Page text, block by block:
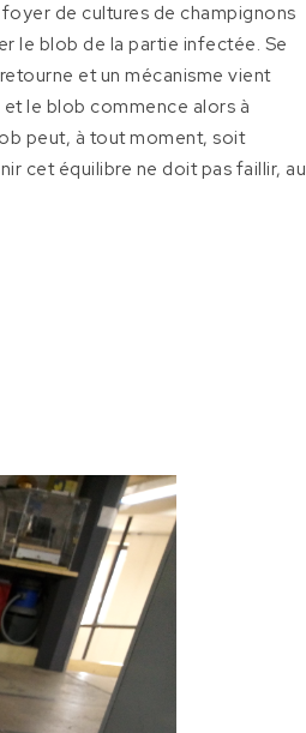
de cultures de champignons
le blob de la partie infectée. Se
et un mécanisme vient
le blob commence alors à
peut, à tout moment, soit
cet équilibre ne doit pas faillir, au